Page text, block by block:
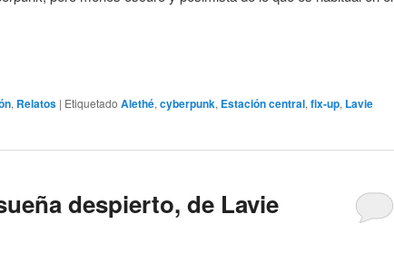
, Relatos | Etiquetado Alethé, cyberpunk, Estación central, fix-up, Lavie
despierto, de Lavie